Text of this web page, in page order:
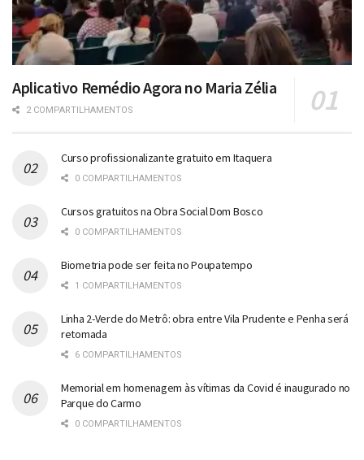
Aplicativo Remédio Agora no Maria Zélia
2 COMPARTILHAMENTOS
Curso profissionalizante gratuito em Itaquera
0 COMPARTILHAMENTOS
Cursos gratuitos na Obra Social Dom Bosco
0 COMPARTILHAMENTOS
Biometria pode ser feita no Poupatempo
1 COMPARTILHAMENTOS
Linha 2-Verde do Metrô: obra entre Vila Prudente e Penha será
retomada
6 COMPARTILHAMENTOS
Memorial em homenagem às vítimas da Covid é inaugurado no
Parque do Carmo
0 COMPARTILHAMENTOS